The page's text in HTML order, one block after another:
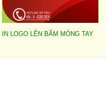
IN LOGO LÊN BẤM MÓNG TAY